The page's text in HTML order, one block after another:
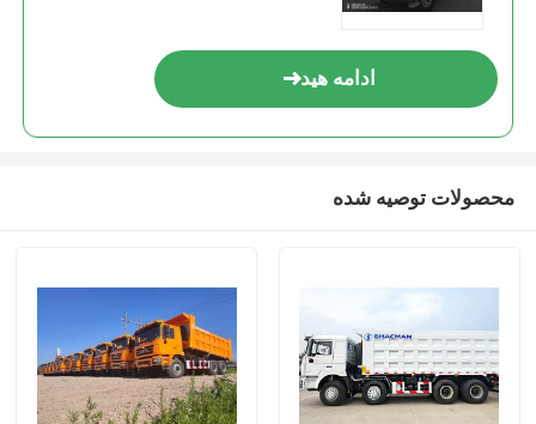
ادامه هید
محصولات توصیه شده